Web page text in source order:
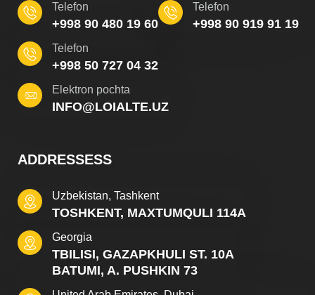
+998 90 480 19 60
Telefon
+998 90 919 91 19
Telefon
+998 50 727 04 32
Telefon
INFO@LOIALTE.UZ
Elektron pochta
ADDRESSESS
TOSHKENT, MAXTUMQULI 114A
Uzbekistan, Tashkent
TBILISI, GAZAPKHULI ST. 10A
BATUMI, A. PUSHKIN 73
Georgia